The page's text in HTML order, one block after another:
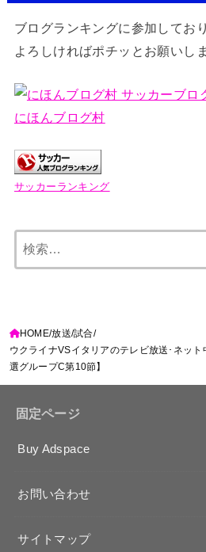
ブログランキングに参加してお
よろしければポチッとお願いし
にほんブログ村
サッカーランキング
索:
HOME 放送 試合
ウクライナVSイタリアのテレビ放送･ネッ
選グループC第10節】
固定ページ
Buy Adspace
お問い合わせ
サイトマップ